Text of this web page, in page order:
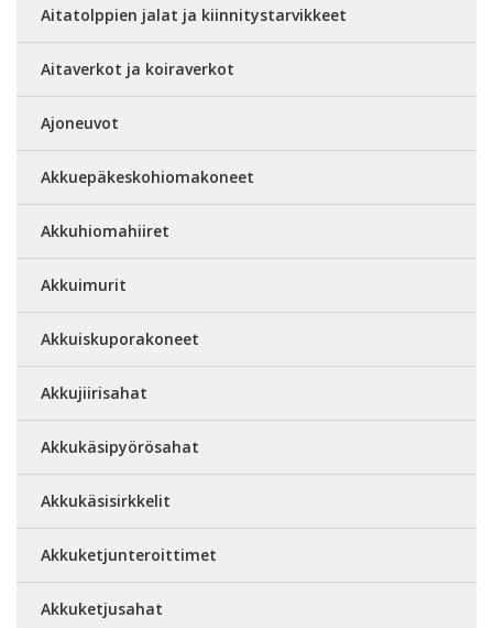
Aitatolppien jalat ja kiinnitystarvikkeet
Aitaverkot ja koiraverkot
Ajoneuvot
Akkuepäkeskohiomakoneet
Akkuhiomahiiret
Akkuimurit
Akkuiskuporakoneet
Akkujiirisahat
Akkukäsipyörösahat
Akkukäsisirkkelit
Akkuketjunteroittimet
Akkuketjusahat